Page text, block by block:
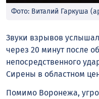
Фото: Виталий Гаркуша
Звуки взрывов
через 20 минут после
непосредственного
Сирены в областном
Помимо Воронежа,